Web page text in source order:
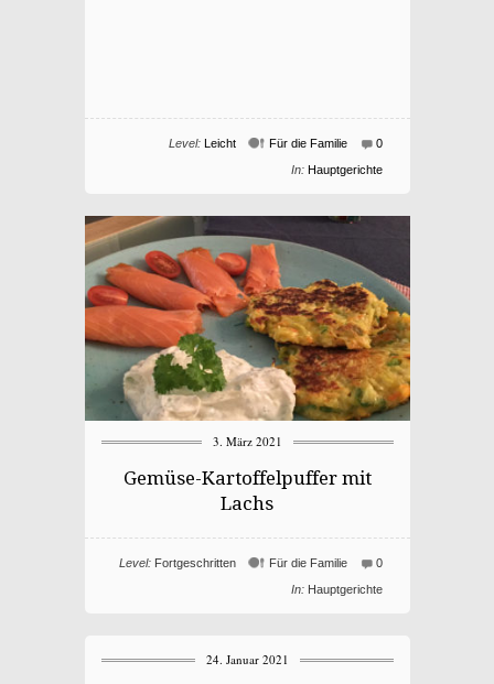
0
Für die Familie
Level: Leicht
In: Hauptgerichte
3. März 2021
Gemüse-Kartoffelpuffer mit
Lachs
0
Für die Familie
Level: Fortgeschritten
In: Hauptgerichte
24. Januar 2021